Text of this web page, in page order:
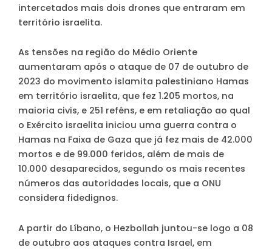
intercetados mais dois drones que entraram em
território israelita.
As tensões na região do Médio Oriente
aumentaram após o ataque de 07 de outubro de
2023 do movimento islamita palestiniano Hamas
em território israelita, que fez 1.205 mortos, na
maioria civis, e 251 reféns, e em retaliação ao qual
o Exército israelita iniciou uma guerra contra o
Hamas na Faixa de Gaza que já fez mais de 42.000
mortos e de 99.000 feridos, além de mais de
10.000 desaparecidos, segundo os mais recentes
números das autoridades locais, que a ONU
considera fidedignos.
A partir do Líbano, o Hezbollah juntou-se logo a 08
de outubro aos ataques contra Israel, em